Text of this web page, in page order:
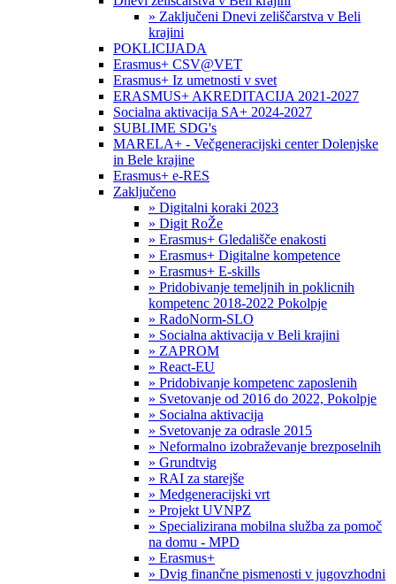
» Zaključeni Dnevi zeliščarstva v Beli
krajini
POKLICIJADA
Erasmus+ CSV@VET
Erasmus+ Iz umetnosti v svet
ERASMUS+ AKREDITACIJA 2021-2027
Socialna aktivacija SA+ 2024-2027
SUBLIME SDG's
MARELA+ - Večgeneracijski center Dolenjske
in Bele krajine
Erasmus+ e-RES
Zaključeno
» Digitalni koraki 2023
» Digit RoŽe
» Erasmus+ Gledališče enakosti
» Erasmus+ Digitalne kompetence
» Erasmus+ E-skills
» Pridobivanje temeljnih in poklicnih
kompetenc 2018-2022 Pokolpje
» RadoNorm-SLO
» Socialna aktivacija v Beli krajini
» ZAPROM
» React-EU
» Pridobivanje kompetenc zaposlenih
» Svetovanje od 2016 do 2022, Pokolpje
» Socialna aktivacija
» Svetovanje za odrasle 2015
» Neformalno izobraževanje brezposelnih
» Grundtvig
» RAI za starejše
» Medgeneracijski vrt
» Projekt UVNPZ
» Specializirana mobilna služba za pomoč
na domu - MPD
» Erasmus+
» Dvig finančne pismenosti v jugovzhodni